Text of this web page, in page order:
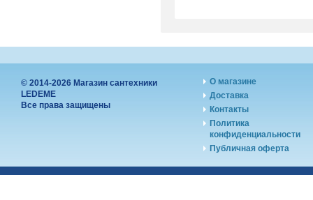
© 2014-2026 Магазин сантехники
LEDEME
Все права защищены
О магазине
Доставка
Контакты
Политика
конфиденциальности
Публичная оферта